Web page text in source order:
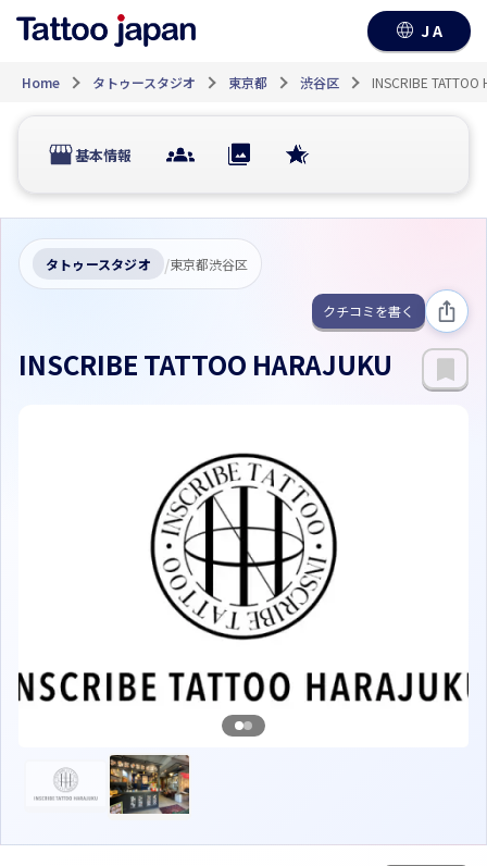
JA
Home タトゥースタジオ 東京都 渋谷区 INSCRIBE TATTOO
基本情報
タトゥースタジオ /東京都渋谷区
クチコミを書く
INSCRIBE TATTOO HARAJUKU